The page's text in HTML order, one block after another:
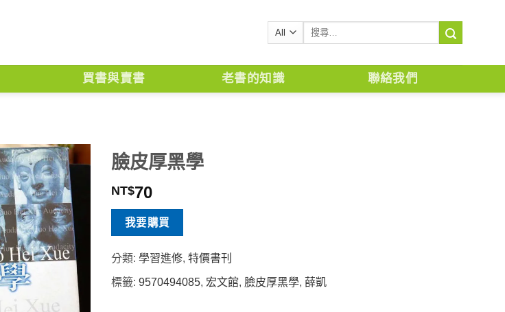
搜
鍵
買書與賣書 老書的知識 聯絡我們
臉皮厚黑學
NT$70
我要購買
分類:學習進修,特價書刊
標籤:9570494085, 宏文館, 臉皮厚黑學, 薛凱